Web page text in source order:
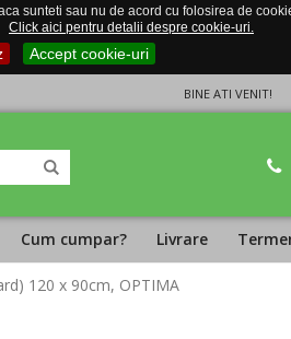
sunteti sau nu de acord cu folosirea de
Click aici pentru detalii despre cookie-uri.
Accept cookie-uri
BINE ATI VENIT!
Cum cumpar? Livrare
120 x 90cm, OPTIMA